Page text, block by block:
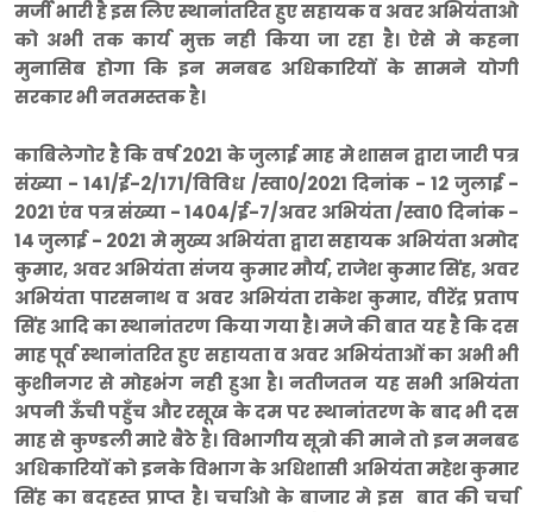
मर्जी भारी है इस लिए स्थानांतरित हुए सहायक व अवर अभियंताओ
को अभी तक कार्य मुक्त नही किया जा रहा है। ऐसे मे कहना
मुनासिब होगा कि इन मनबढ अधिकारियों के सामने योगी
सरकार भी नतमस्तक है।
काबिलेगोर है कि वर्ष 2021 के जुलाई माह मे शासन द्वारा जारी पत्र
संख्या - 141/ई-2/171/विविध /स्वा0/2021 दिनांक - 12 जुलाई -
2021 एंव पत्र संख्या - 1404/ई-7/अवर अभियंता /स्वा0 दिनांक -
14 जुलाई - 2021 मे मुख्य अभियंता द्वारा सहायक अभियंता अमोद
कुमार, अवर अभियंता संजय कुमार मौर्य, राजेश कुमार सिंह, अवर
अभियंता पारसनाथ व अवर अभियंता राकेश कुमार, वीरेंद्र प्रताप
सिंह आदि का स्थानांतरण किया गया है। मजे की बात यह है कि दस
माह पूर्व स्थानांतरित हुए सहायता व अवर अभियंताओं का अभी भी
कुशीनगर से मोहभंग नही हुआ है। नतीजतन यह सभी अभियंता
अपनी ऊँची पहुँच और रसूख के दम पर स्थानांतरण के बाद भी दस
माह से कुण्डली मारे बैठे है। विभागीय सूत्रो की माने तो इन मनबढ
अधिकारियों को इनके विभाग के अधिशासी अभियंता महेश कुमार
सिंह का बदहस्त प्राप्त है। चर्चाओ के बाजार मे इस बात की चर्चा